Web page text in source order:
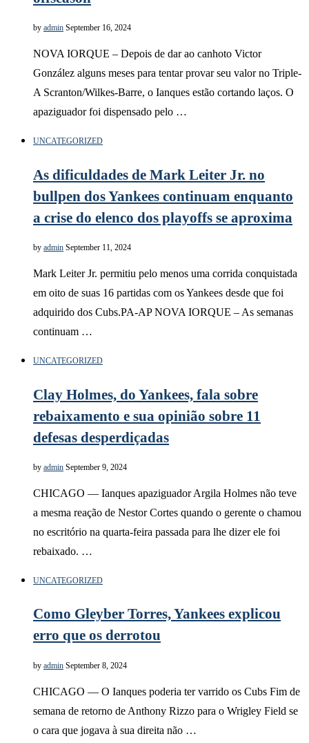
by admin September 16, 2024
NOVA IORQUE – Depois de dar ao canhoto Victor
González alguns meses para tentar provar seu valor no Triple-
A Scranton/Wilkes-Barre, o Ianques estão cortando laços. O
apaziguador foi dispensado pelo …
UNCATEGORIZED
As dificuldades de Mark Leiter Jr. no
bullpen dos Yankees continuam enquanto
a crise do elenco dos playoffs se aproxima
by admin September 11, 2024
Mark Leiter Jr. permitiu pelo menos uma corrida conquistada
em oito de suas 16 partidas com os Yankees desde que foi
adquirido dos Cubs.PA-AP NOVA IORQUE – As semanas
continuam …
UNCATEGORIZED
Clay Holmes, do Yankees, fala sobre
rebaixamento e sua opinião sobre 11
defesas desperdiçadas
by admin September 9, 2024
CHICAGO — Ianques apaziguador Argila Holmes não teve
a mesma reação de Nestor Cortes quando o gerente o chamou
no escritório na quarta-feira passada para lhe dizer ele foi
rebaixado. …
UNCATEGORIZED
Como Gleyber Torres, Yankees explicou
erro que os derrotou
by admin September 8, 2024
CHICAGO — O Ianques poderia ter varrido os Cubs Fim de
semana de retorno de Anthony Rizzo para o Wrigley Field se
o cara que jogava à sua direita não …